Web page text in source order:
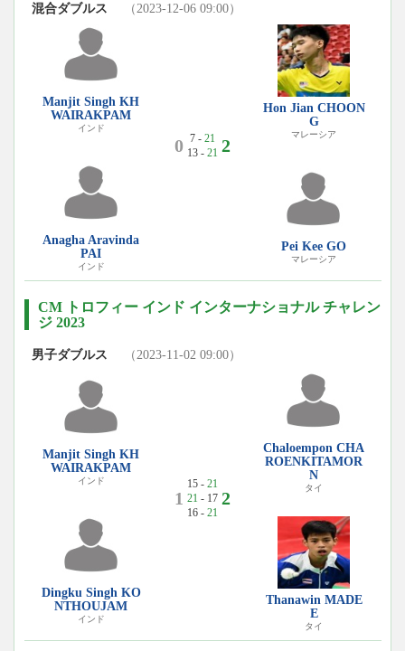
混合ダブルス （2023-12-06 09:00）
Manjit Singh KH
WAIRAKPAM
インド
Anagha Aravinda
PAI
インド
0 7 - 21
13 - 21 2
Hon Jian CHOON
G
マレーシア
Pei Kee GO
マレーシア
CM トロフィー インド インターナショナル チャレン
ジ 2023
男子ダブルス （2023-11-02 09:00）
Manjit Singh KH
WAIRAKPAM
インド
Dingku Singh KO
NTHOUJAM
インド
1
15 - 21
21 - 17
16 - 21
2
Chaloempon CHA
ROENKITAMOR
N
タイ
Thanawin MADE
E
タイ